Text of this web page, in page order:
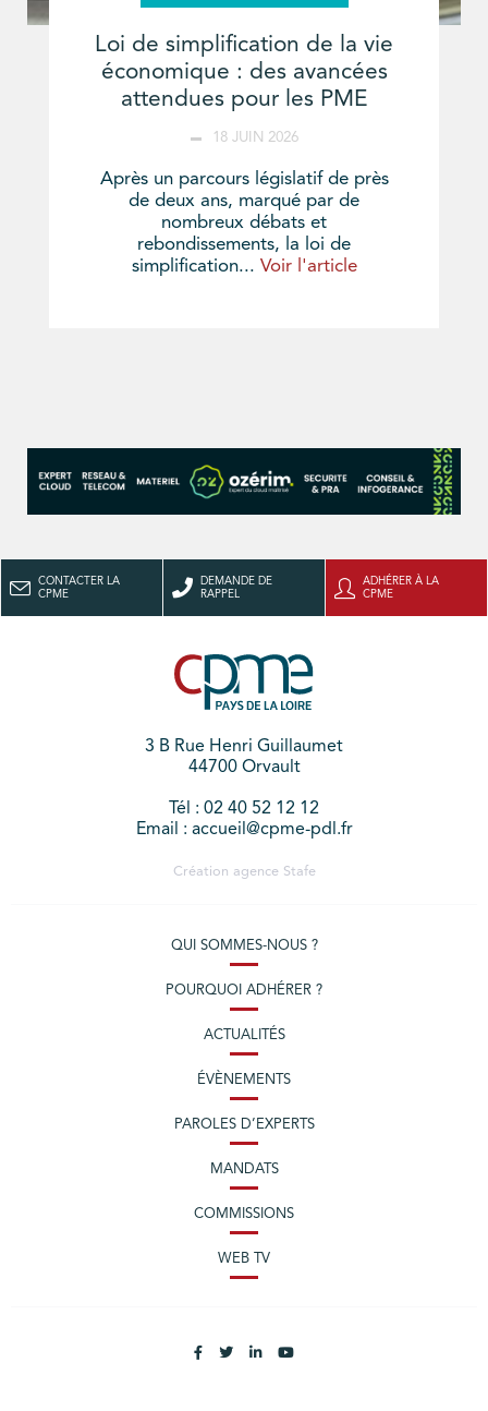
Loi de simplification de la vie
économique : des avancées
attendues pour les PME
18 JUIN 2026
Après un parcours législatif de près
de deux ans, marqué par de
nombreux débats et
rebondissements, la loi de
simplification... Voir l'article
CONTACTER LA
CPME
DEMANDE DE
RAPPEL
ADHÉRER À LA
CPME
3 B Rue Henri Guillaumet
44700 Orvault
Tél : 02 40 52 12 12
Email : accueil@cpme-pdl.fr
Création agence Stafe
QUI SOMMES-NOUS ?
POURQUOI ADHÉRER ?
ACTUALITÉS
ÉVÈNEMENTS
PAROLES D’EXPERTS
MANDATS
COMMISSIONS
WEB TV